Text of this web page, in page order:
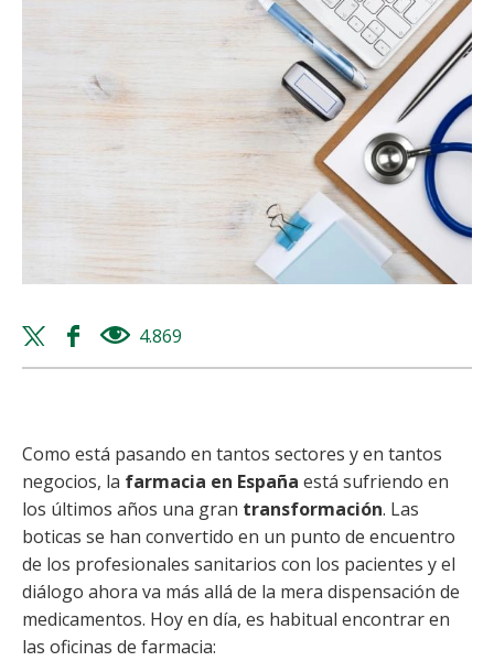
Twitter
share
Facebook
share
4.869
Como está pasando en tantos sectores y en tantos
negocios, la farmacia en España está sufriendo en
los últimos años una gran transformación. Las
boticas se han convertido en un punto de encuentro
de los profesionales sanitarios con los pacientes y el
diálogo ahora va más allá de la mera dispensación de
medicamentos. Hoy en día, es habitual encontrar en
las oficinas de farmacia: